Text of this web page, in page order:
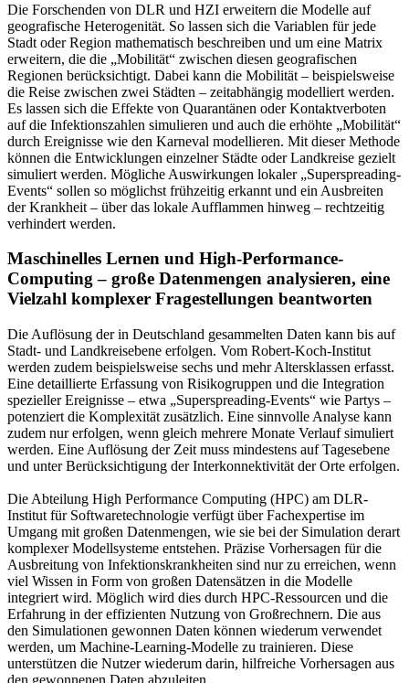
Die Forschenden von DLR und HZI erweitern die Modelle auf
geografische Heterogenität. So lassen sich die Variablen für jede
Stadt oder Region mathematisch beschreiben und um eine Matrix
erweitern, die die „Mobilität“ zwischen diesen geografischen
Regionen berücksichtigt. Dabei kann die Mobilität – beispielsweise
die Reise zwischen zwei Städten – zeitabhängig modelliert werden.
Es lassen sich die Effekte von Quarantänen oder Kontaktverboten
auf die Infektionszahlen simulieren und auch die erhöhte „Mobilität“
durch Ereignisse wie den Karneval modellieren. Mit dieser Methode
können die Entwicklungen einzelner Städte oder Landkreise gezielt
simuliert werden. Mögliche Auswirkungen lokaler „Superspreading-
Events“ sollen so möglichst frühzeitig erkannt und ein Ausbreiten
der Krankheit – über das lokale Aufflammen hinweg – rechtzeitig
verhindert werden.
Maschinelles Lernen und High-Performance-
Computing – große Datenmengen analysieren, eine
Vielzahl komplexer Fragestellungen beantworten
Die Auflösung der in Deutschland gesammelten Daten kann bis auf
Stadt- und Landkreisebene erfolgen. Vom Robert-Koch-Institut
werden zudem beispielsweise sechs und mehr Altersklassen erfasst.
Eine detaillierte Erfassung von Risikogruppen und die Integration
spezieller Ereignisse – etwa „Superspreading-Events“ wie Partys –
potenziert die Komplexität zusätzlich. Eine sinnvolle Analyse kann
zudem nur erfolgen, wenn gleich mehrere Monate Verlauf simuliert
werden. Eine Auflösung der Zeit muss mindestens auf Tagesebene
und unter Berücksichtigung der Interkonnektivität der Orte erfolgen.
Die Abteilung High Performance Computing (HPC) am DLR-
Institut für Softwaretechnologie verfügt über Fachexpertise im
Umgang mit großen Datenmengen, wie sie bei der Simulation derart
komplexer Modellsysteme entstehen. Präzise Vorhersagen für die
Ausbreitung von Infektionskrankheiten sind nur zu erreichen, wenn
viel Wissen in Form von großen Datensätzen in die Modelle
integriert wird. Möglich wird dies durch HPC-Ressourcen und die
Erfahrung in der effizienten Nutzung von Großrechnern. Die aus
den Simulationen gewonnen Daten können wiederum verwendet
werden, um Machine-Learning-Modelle zu trainieren. Diese
unterstützen die Nutzer wiederum darin, hilfreiche Vorhersagen aus
den gewonnenen Daten abzuleiten.